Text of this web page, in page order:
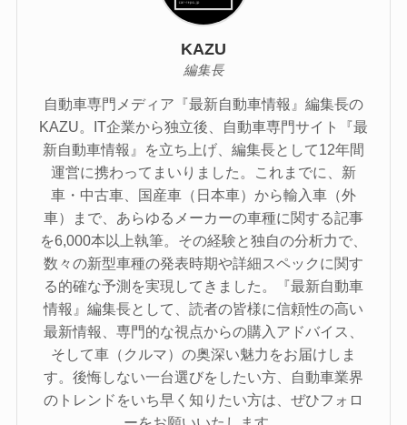
KAZU
編集長
自動車専門メディア『最新自動車情報』編集長の
KAZU。IT企業から独立後、自動車専門サイト『最
新自動車情報』を立ち上げ、編集長として12年間
運営に携わってまいりました。これまでに、新
車・中古車、国産車（日本車）から輸入車（外
車）まで、あらゆるメーカーの車種に関する記事
を6,000本以上執筆。その経験と独自の分析力で、
数々の新型車種の発表時期や詳細スペックに関す
る的確な予測を実現してきました。『最新自動車
情報』編集長として、読者の皆様に信頼性の高い
最新情報、専門的な視点からの購入アドバイス、
そして車（クルマ）の奥深い魅力をお届けしま
す。後悔しない一台選びをしたい方、自動車業界
のトレンドをいち早く知りたい方は、ぜひフォロ